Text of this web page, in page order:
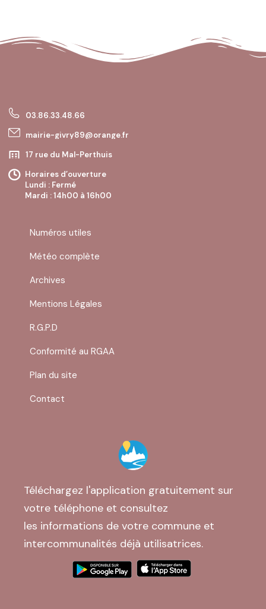
03.86.33.48.66
mairie-givry89@orange.fr
17 rue du Mal-Perthuis
Horaires d’ouverture
Lundi : Fermé
Mardi : 14h00 à 16h00
Vendredi : Fermé
Samedi : Fermé
Numéros utiles
Météo complète
Archives
Mentions Légales
R.G.P.D
Conformité au RGAA
Plan du site
Contact
Téléchargez l'application gratuitement sur
votre téléphone et consultez
les informations de votre commune et
intercommunalités déjà utilisatrices.